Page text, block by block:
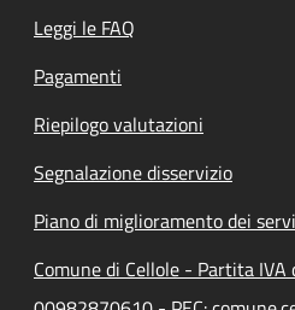
Leggi le FAQ
Pagamenti
Riepilogo valutazioni
Segnalazione disservizio
Piano di miglioramento dei
Comune di Cellole - Partita